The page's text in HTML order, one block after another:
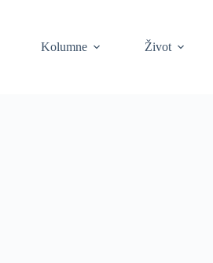
Kolumne Život